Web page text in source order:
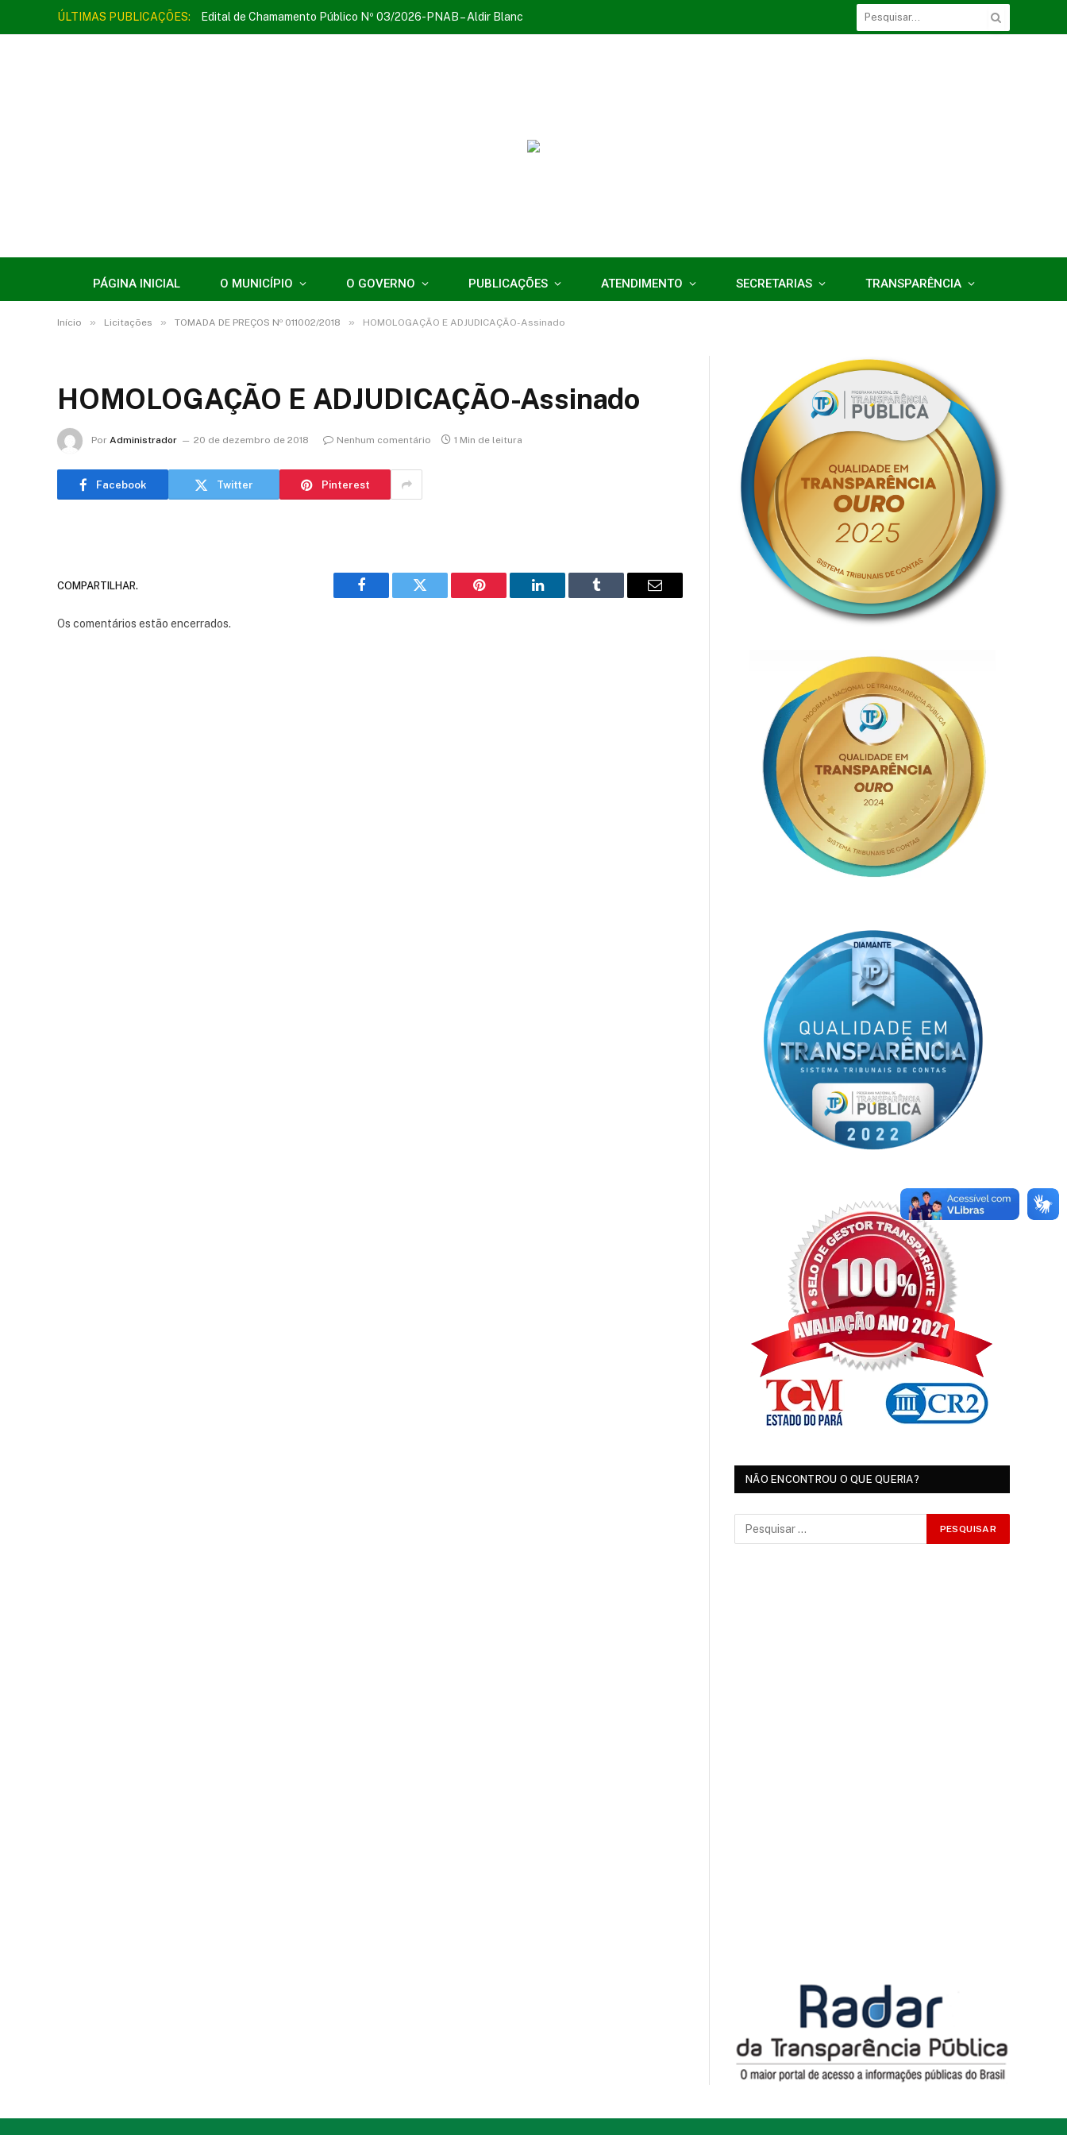
ÚLTIMAS PUBLICAÇÕES: Edital de Chamamento Público Nº 03/2026-PNAB – Aldir Blanc
PÁGINA INICIAL O MUNICÍPIO O GOVERNO PUBLICAÇÕES ATENDIMENTO SECRETARIAS TRANSPARÊNCIA
Início » Licitações » TOMADA DE PREÇOS Nº 011002/2018 » HOMOLOGAÇÃO E ADJUDICAÇÃO-Assinado
HOMOLOGAÇÃO E ADJUDICAÇÃO-Assinado
Por Administrador 20 de dezembro de 2018 Nenhum comentário 1 Min de leitura
Facebook Twitter Pinterest
COMPARTILHAR.
Facebook Twitter Pinterest LinkedIn Tumblr
E-
Os comentários estão encerrados.
NÃO ENCONTROU O QUE QUERIA?